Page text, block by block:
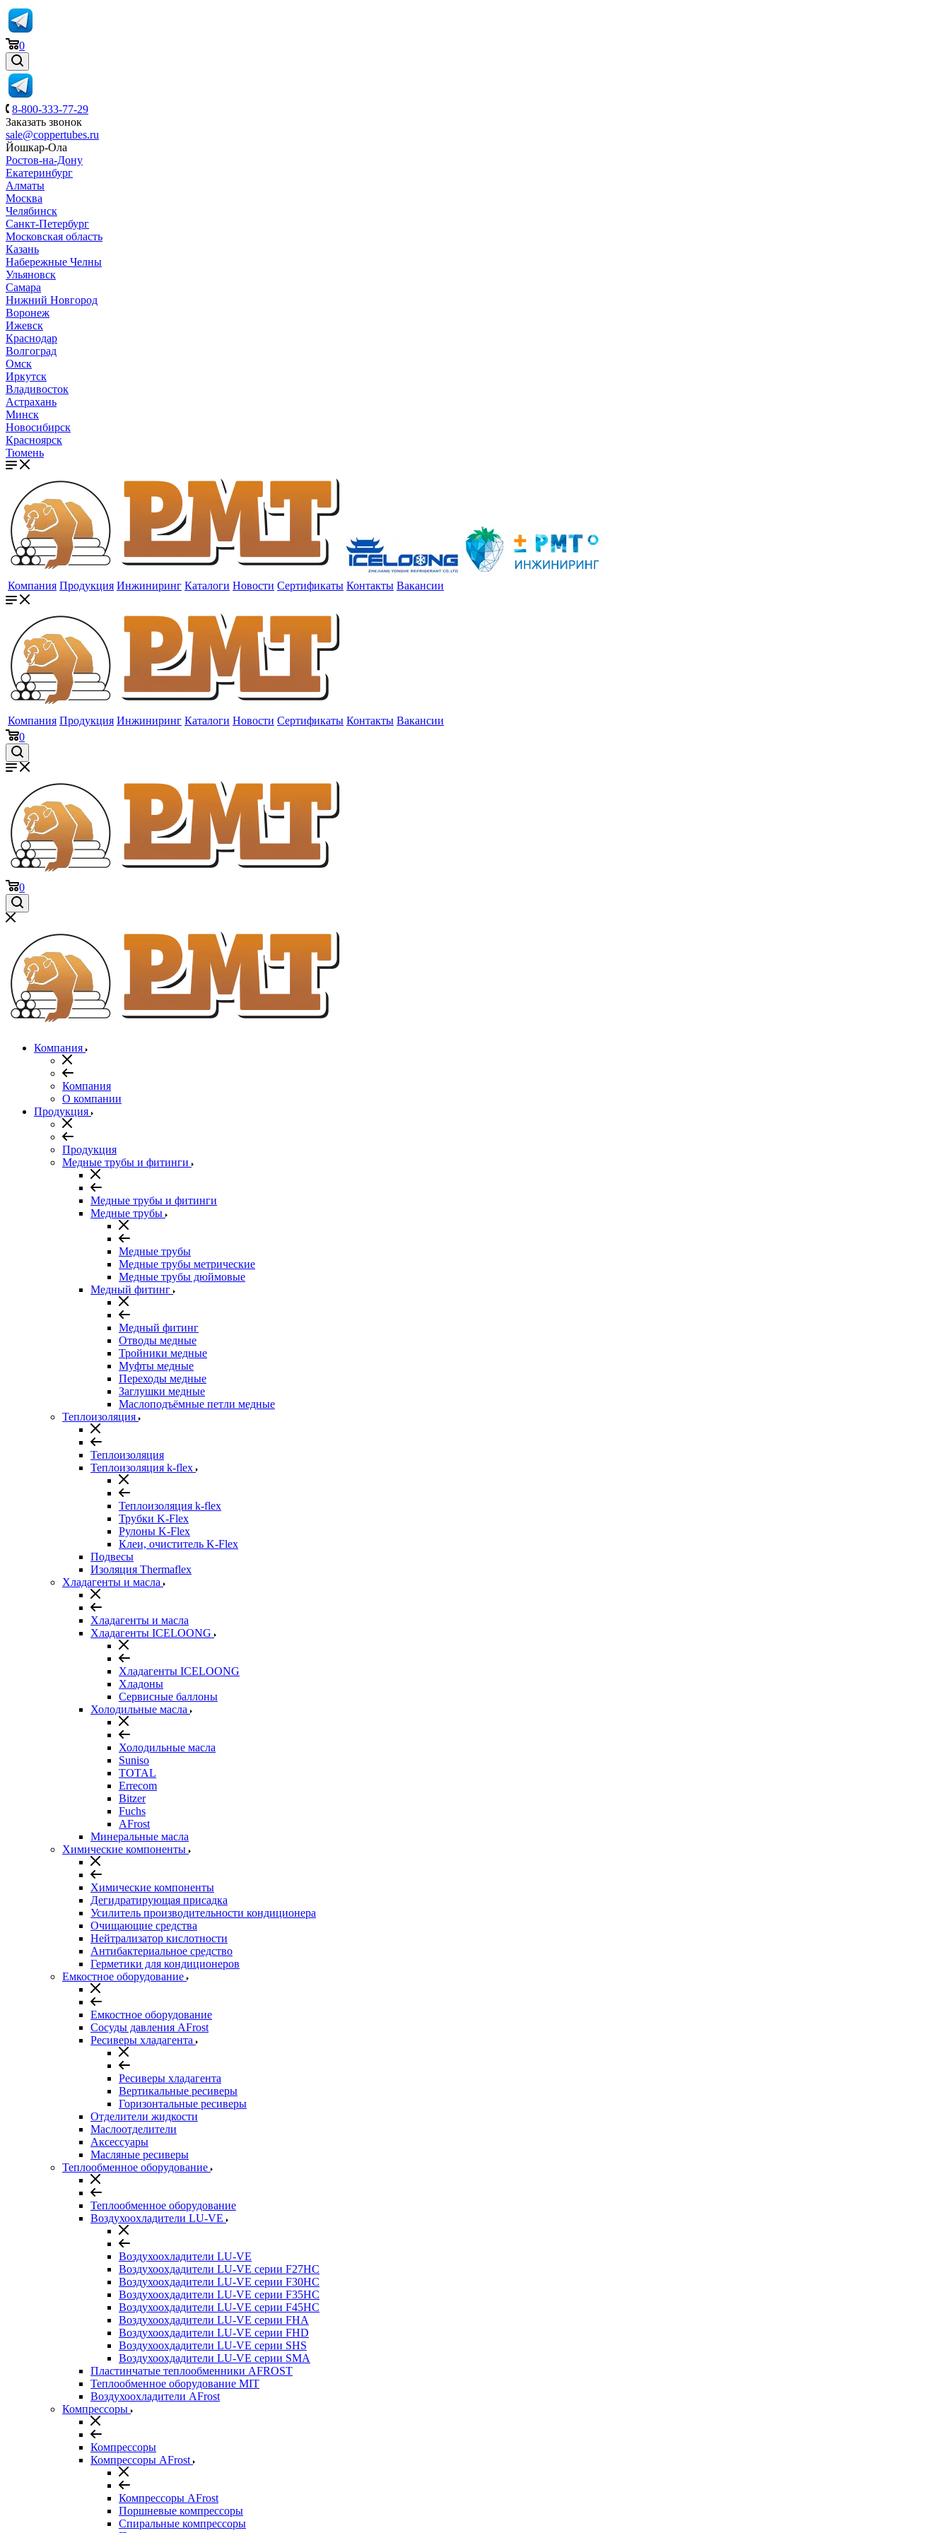
0
8-800-333-77-29
Заказать звонок
sale@coppertubes.ru
Йошкар-Ола
Ростов-на-Дону
Екатеринбург
Алматы
Москва
Челябинск
Санкт-Петербург
Московская область
Казань
Набережные Челны
Ульяновск
Самара
Нижний Новгород
Воронеж
Ижевск
Краснодар
Волгоград
Омск
Иркутск
Владивосток
Астрахань
Минск
Новосибирск
Красноярск
Тюмень
Компания Продукция Инжиниринг Каталоги Новости Сертификаты Контакты Вакансии
Компания Продукция Инжиниринг Каталоги Новости Сертификаты Контакты Вакансии
0
0
Компания
Компания
О компании
Продукция
Продукция
Медные трубы и фитинги
Медные трубы и фитинги
Медные трубы
Медные трубы
Медные трубы метрические
Медные трубы дюймовые
Медный фитинг
Медный фитинг
Отводы медные
Тройники медные
Муфты медные
Переходы медные
Заглушки медные
Маслоподъёмные петли медные
Теплоизоляция
Теплоизоляция
Теплоизоляция k-flex
Теплоизоляция k-flex
Трубки K-Flex
Рулоны K-Flex
Клеи, очиститель K-Flex
Подвесы
Изоляция Thermaflex
Хладагенты и масла
Хладагенты и масла
Хладагенты ICELOONG
Хладагенты ICELOONG
Хладоны
Сервисные баллоны
Холодильные масла
Холодильные масла
Suniso
TOTAL
Errecom
Bitzer
Fuchs
AFrost
Минеральные масла
Химические компоненты
Химические компоненты
Дегидратирующая присадка
Усилитель производительности кондиционера
Очищающие средства
Нейтрализатор кислотности
Антибактериальное средство
Герметики для кондиционеров
Емкостное оборудование
Емкостное оборудование
Сосуды давления AFrost
Ресиверы хладагента
Ресиверы хладагента
Вертикальные ресиверы
Горизонтальные ресиверы
Отделители жидкости
Маслоотделители
Аксессуары
Масляные ресиверы
Теплообменное оборудование
Теплообменное оборудование
Воздухоохладители LU-VE
Воздухоохладители LU-VE
Воздухоохдадители LU-VE серии F27HC
Воздухоохдадители LU-VE серии F30HC
Воздухоохдадители LU-VE серии F35HC
Воздухоохдадители LU-VE серии F45HC
Воздухоохдадители LU-VE серии FHA
Воздухоохдадители LU-VE серии FHD
Воздухоохдадители LU-VE серии SHS
Воздухоохдадители LU-VE серии SMA
Пластинчатые теплообменники AFROST
Теплообменное оборудование MIT
Воздухоохладители AFrost
Компрессоры
Компрессоры
Компрессоры AFrost
Компрессоры AFrost
Поршневые компрессоры
Спиральные компрессоры